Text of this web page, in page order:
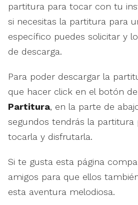
partitura para tocar con tu
si necesitas la partitura para
específico puedes solicitar y
de descarga.
Para poder descargar la
que hacer click en el botón de
Partitura, en la parte de
segundos tendrás la partitura
tocarla y disfrutarla.
Si te gusta esta página
amigos para que ellos
esta aventura melodiosa.